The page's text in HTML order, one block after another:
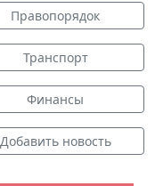
Правопорядок
Транспорт
Финансы
Добавить новость